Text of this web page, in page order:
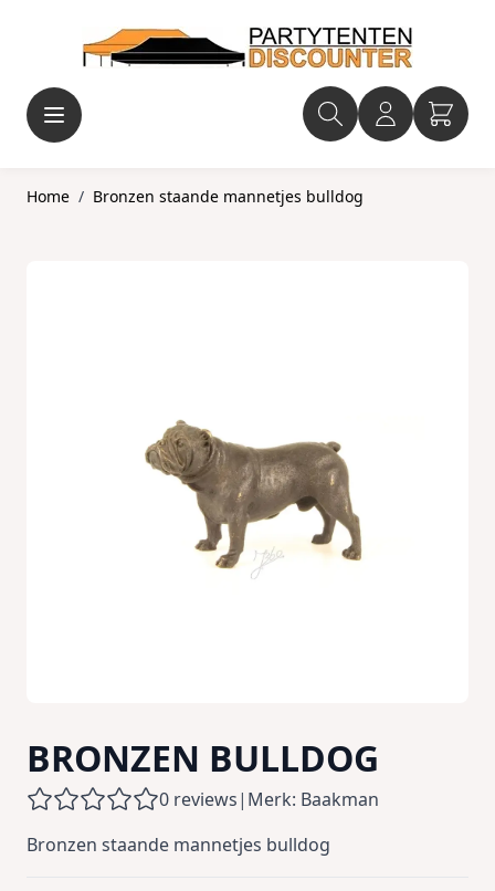
Home / Bronzen staande mannetjes bulldog
BRONZEN BULLDOG
0 reviews| Merk: Baakman
Bronzen staande mannetjes bulldog